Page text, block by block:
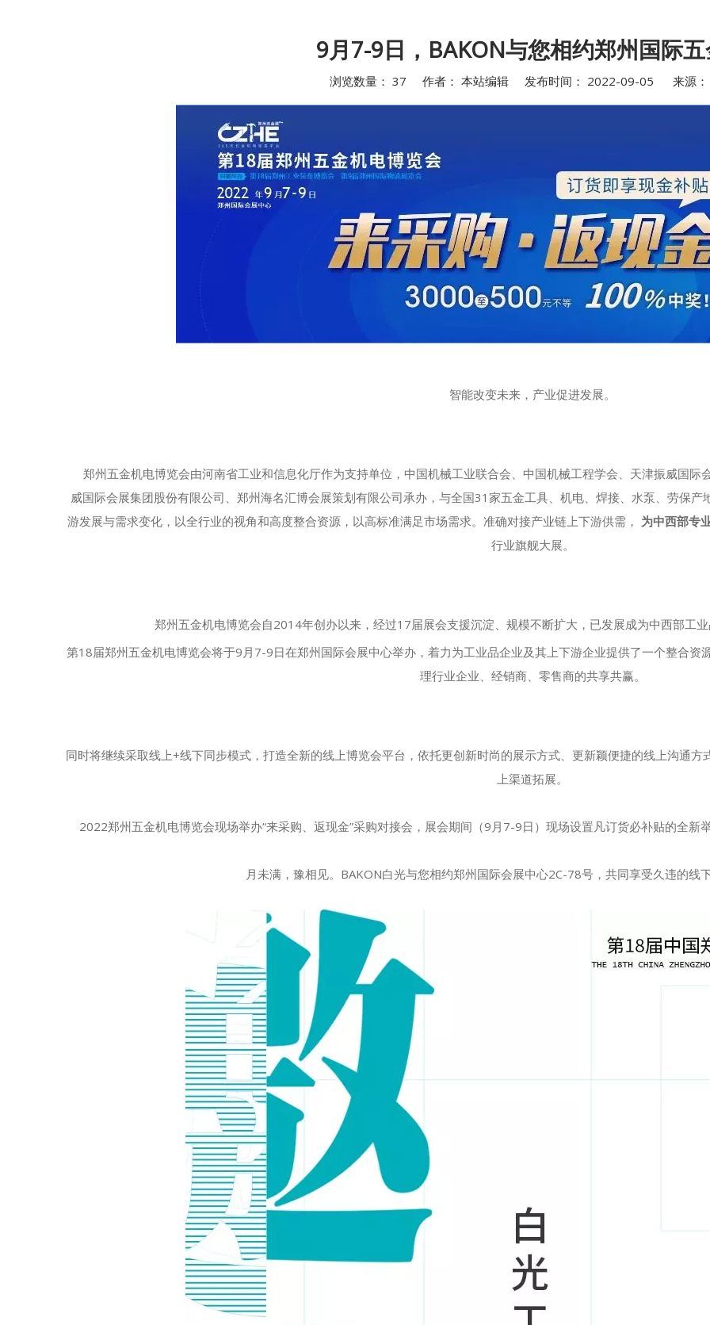
9月7-9日，BAKON与您相约郑州国际
浏览数量： 37 作者： 本站编辑 发布时间： 2022-09-05 来源：
["wechat","weibo","qzone","douban","email"]
智能改变未来，产业促进发展。
郑州五金机电博览会由河南省工业和信息化厅作为支持单位，中国机械工业联合会、中国机械工程学会、天津振威国际
威国际会展集团股份有限公司、郑州海名汇博会展策划有限公司承办，与全国31家五金工具、机电、焊接、水泵、劳保
游发展与需求变化，以全行业的视角和高度整合资源，以高标准满足市场需求。准确对接产业链上下游供需， 为中西部专
行业旗舰大展。
郑州五金机电博览会自2014年创办以来，经过17届展会支援沉淀、规模不断扩大，已发展成为中西部工业
第18届郑州五金机电博览会将于9月7-9日在郑州国际会展中心举办，着力为工业品企业及其上下游企业提供了一个整合资
理行业企业、经销商、零售商的共享共赢。
同时将继续采取线上+线下同步模式，打造全新的线上博览会平台，依托更创新时尚的展示方式、更新颖便捷的线上沟通
上渠道拓展。
2022郑州五金机电博览会现场举办“来采购、返现金”采购对接会，展会期间（9月7-9日）现场设置凡订货必补贴的全新
月未满，豫相见。BAKON白光与您相约郑州国际会展中心2C-78号，共同享受久违的线